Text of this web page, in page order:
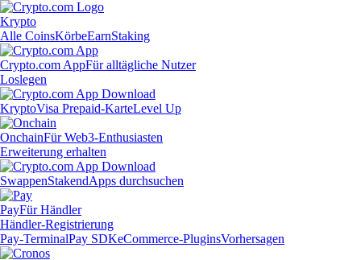
Krypto
Alle CoinsKörbeEarnStaking
Crypto.com AppFür alltägliche Nutzer
Loslegen
KryptoVisa Prepaid-KarteLevel Up
OnchainFür Web3-Enthusiasten
Erweiterung erhalten
SwappenStakendApps durchsuchen
PayFür Händler
Händler-Registrierung
Pay-TerminalPay SDKeCommerce-PluginsVorhersagen